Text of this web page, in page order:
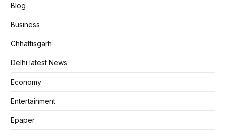
Blog
Business
Chhattisgarh
Delhi latest News
Economy
Entertainment
Epaper